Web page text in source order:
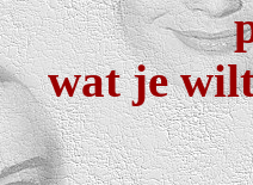
wat je